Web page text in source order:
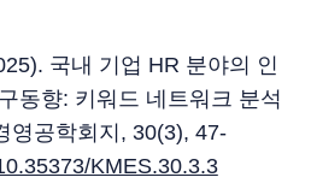
국내 기업 HR 분야의 인
동향: 키워드 네트워크 분석
영공학회지, 30(3), 47-
KMES.30.3.3